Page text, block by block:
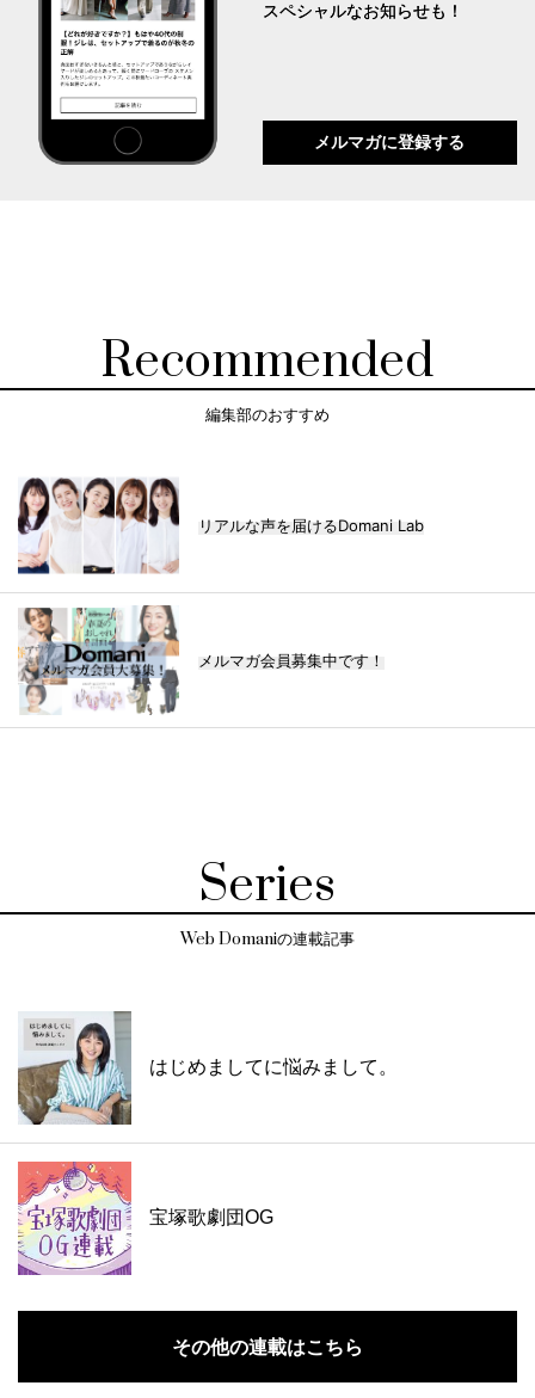
スペシャルなお知らせも！
メルマガに登録する
Recommended
編集部のおすすめ
リアルな声を届けるDomani Lab
メルマガ会員募集中です！
Series
Web Domaniの連載記事
はじめましてに悩みまして。
宝塚歌劇団OG
その他の連載はこちら